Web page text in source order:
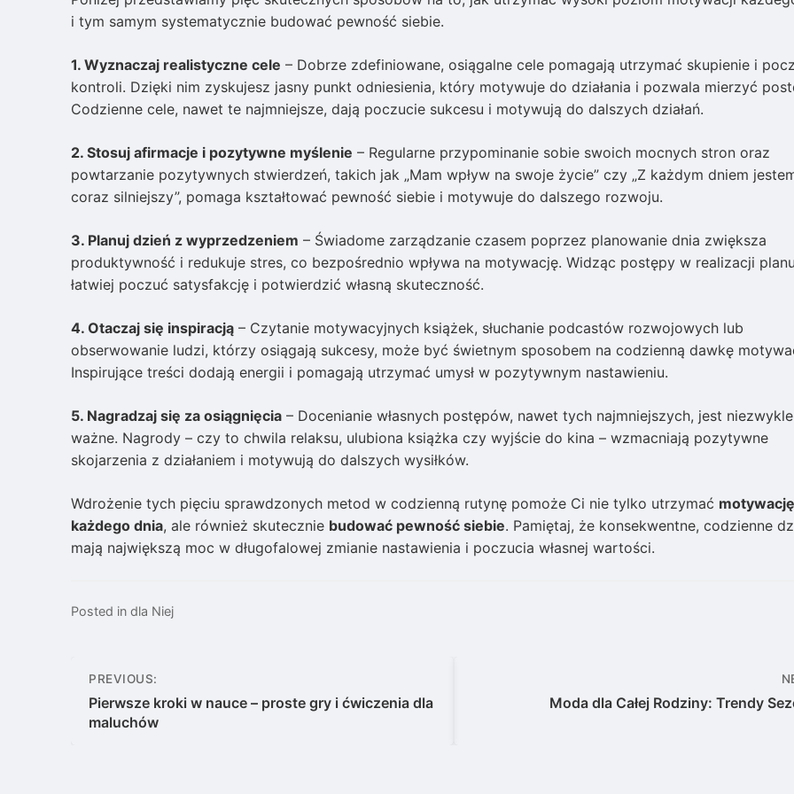
i tym samym systematycznie budować pewność siebie.
1. Wyznaczaj realistyczne cele – Dobrze zdefiniowane, osiągalne cele pomagają utrzymać skupienie i
kontroli. Dzięki nim zyskujesz jasny punkt odniesienia, który motywuje do działania i pozwala mierzyć
Codzienne cele, nawet te najmniejsze, dają poczucie sukcesu i motywują do dalszych działań.
2. Stosuj afirmacje i pozytywne myślenie – Regularne przypominanie sobie swoich mocnych stron oraz
powtarzanie pozytywnych stwierdzeń, takich jak „Mam wpływ na swoje życie” czy „Z każdym dniem
coraz silniejszy”, pomaga kształtować pewność siebie i motywuje do dalszego rozwoju.
3. Planuj dzień z wyprzedzeniem – Świadome zarządzanie czasem poprzez planowanie dnia zwiększa
produktywność i redukuje stres, co bezpośrednio wpływa na motywację. Widząc postępy w realizacji
łatwiej poczuć satysfakcję i potwierdzić własną skuteczność.
4. Otaczaj się inspiracją – Czytanie motywacyjnych książek, słuchanie podcastów rozwojowych lub
obserwowanie ludzi, którzy osiągają sukcesy, może być świetnym sposobem na codzienną dawkę
Inspirujące treści dodają energii i pomagają utrzymać umysł w pozytywnym nastawieniu.
5. Nagradzaj się za osiągnięcia – Docenianie własnych postępów, nawet tych najmniejszych, jest niezwykle
ważne. Nagrody – czy to chwila relaksu, ulubiona książka czy wyjście do kina – wzmacniają pozytywne
skojarzenia z działaniem i motywują do dalszych wysiłków.
Wdrożenie tych pięciu sprawdzonych metod w codzienną rutynę pomoże Ci nie tylko utrzymać motywację
każdego dnia, ale również skutecznie budować pewność siebie. Pamiętaj, że konsekwentne, codzienne
mają największą moc w długofalowej zmianie nastawienia i poczucia własnej wartości.
Posted in dla Niej
Nawigacja
wpisu
PREVIOUS:
Pierwsze kroki w nauce – proste gry i ćwiczenia dla
maluchów
Moda dla Całej Rodziny: Trendy